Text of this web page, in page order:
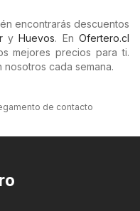
encontrarás descuentos
yHuevos. En Ofertero.cl
mejores precios para ti.
cada semana.
de contacto